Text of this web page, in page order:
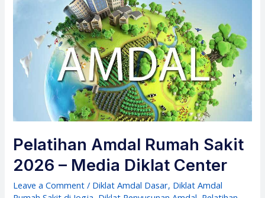
Pelatihan Amdal Rumah Sakit
2026 – Media Diklat Center
Leave a Comment / Diklat Amdal Dasar, Diklat Amdal